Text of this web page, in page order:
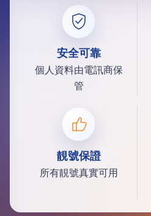
安全可靠
個人資料由電訊商保
管
靚號保證
所有靚號真實可用